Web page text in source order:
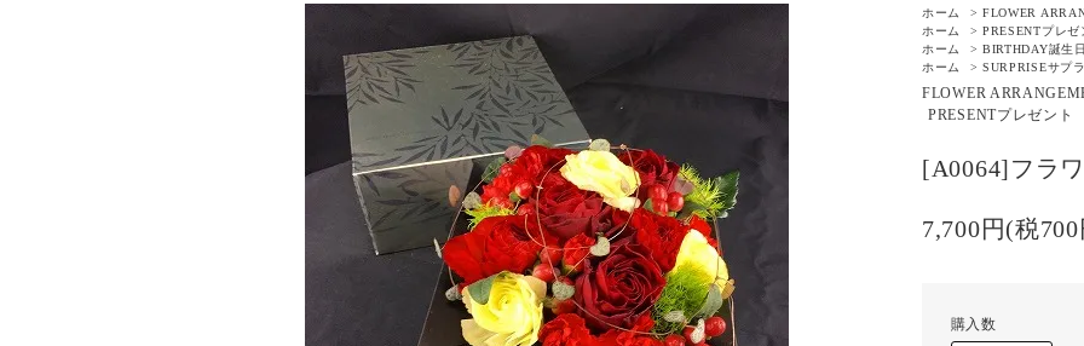
ホーム > FLOWER
ホーム
> PRESENTプレゼ
ホーム
> BIRTHDAY誕生日
ホーム
> SURPRISEサプ
FLOWER
PRESENTプレゼント
[A0064]フラ
7,700円(税700
購入数